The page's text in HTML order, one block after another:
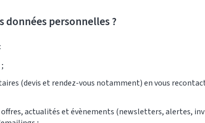
données personnelles ?
(devis et rendez-vous notamment) en vous
offres, actualités et évènements (newsletters, alertes,